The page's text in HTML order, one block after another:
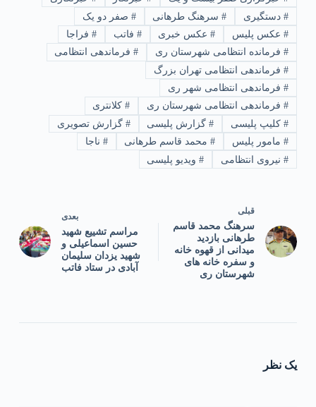
#دستگیری #سرهنگ طرهانی # صفر دو یک
#عکس پلیس #عکس خبری # فاتب # فراجا
#فرمانده انتظامی شهرستان ری #فرماندهی انتظامی
#فرماندهی انتظامی تهران بزرگ
#فرماندهی انتظامی شهر ری
#فرماندهی انتظامی شهرستان ری #کلانتری
#کلیپ پلیسی #گزارش پلیسی # گزارش تصویری
#مامور پلیس #محمد قاسم طرهانی # ناجا
#نیروی انتظامی #ویدیو پلیسی
قبلی
سرهنگ محمد قاسم
طرهانی بازدید
میدانی از قهوه خانه
و سفره خانه های
شهرستان ری
بعدی
مراسم تشییع شهید
حسین اسماعیلی و
شهید یزدان سلیمان
آبادی در ستاد فاتب
یک نظر